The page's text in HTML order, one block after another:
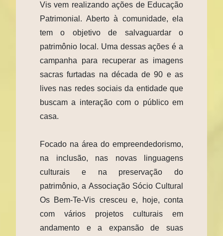
Vis vem realizando ações de Educação
Patrimonial. Aberto à comunidade, ela
tem o objetivo de salvaguardar o
patrimônio local. Uma dessas ações é a
campanha para recuperar as imagens
sacras furtadas na década de 90 e as
lives nas redes sociais da entidade que
buscam a interação com o público em
casa.
Focado na área do empreendedorismo,
na inclusão, nas novas linguagens
culturais e na preservação do
patrimônio, a Associação Sócio Cultural
Os Bem-Te-Vis cresceu e, hoje, conta
com vários projetos culturais em
andamento e a expansão de suas